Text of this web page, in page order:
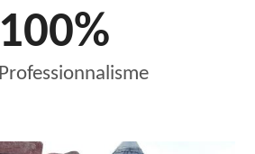
100%
Professionnalisme